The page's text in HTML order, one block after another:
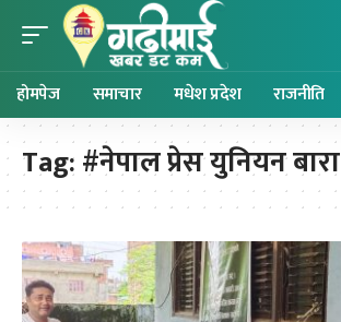
होमपेज समाचार मधेश प्रदेश राजनीति
Tag:#नेपाल प्रेस युनियन बारा